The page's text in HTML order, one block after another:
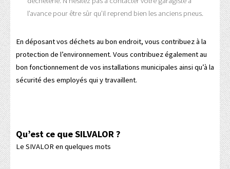
l’avance pour être sûr qu’il reprend bien les anciens pneus.
En déposant vos déchets au bon endroit, vous contribuez à la
protection de l’environnement. Vous contribuez également au
bon fonctionnement de vos installations municipales ainsi qu’à la
sécurité des employés qui y travaillent.
Qu’est ce que SILVALOR ?
Le SIVALOR en quelques mots